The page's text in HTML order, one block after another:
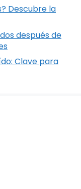
Descubre la
después de
Clave para